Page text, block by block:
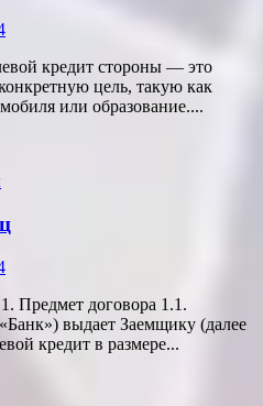
кредит стороны — это
цель, такую как
или образование....
Предмет договора 1.1.
выдает Заемщику (далее
кредит в размере...